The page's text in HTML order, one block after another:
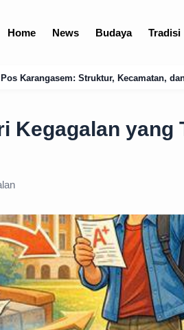
Home News Budaya Tradisi
dan Optimalisasi Logistik Bali
Kegagalan yang